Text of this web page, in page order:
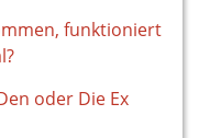
funktioniert
oder Die Ex